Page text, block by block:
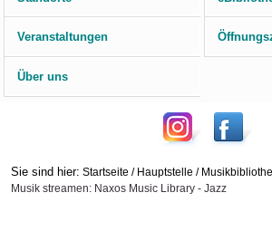
Veranstaltungen
Über uns
Sie sind hier: Startseite / Hauptstelle /
Musik streamen: Naxos Music Library - Jazz